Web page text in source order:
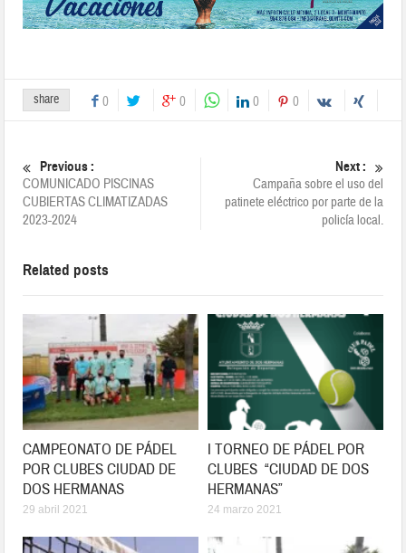
share 0 0 0 0
Previous :
COMUNICADO PISCINAS
CUBIERTAS CLIMATIZADAS
2023-2024
Next :
Campaña sobre el uso del
patinete eléctrico por parte de la
policía local.
Related posts
CAMPEONATO DE PÁDEL
POR CLUBES CIUDAD DE
DOS HERMANAS
29 abril 2021
I TORNEO DE PÁDEL POR
CLUBES “CIUDAD DE DOS
HERMANAS”
24 marzo 2021